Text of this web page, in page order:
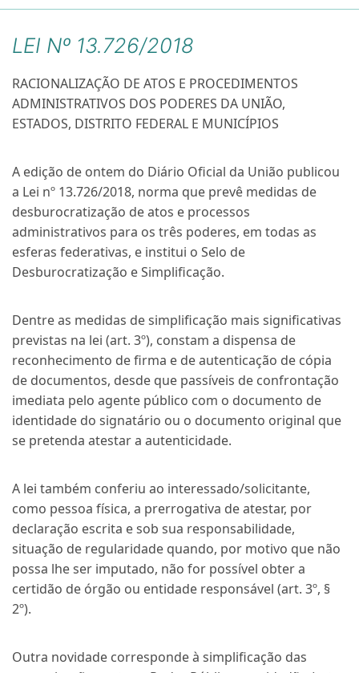
LEI Nº 13.726/2018
RACIONALIZAÇÃO DE ATOS E PROCEDIMENTOS
ADMINISTRATIVOS DOS PODERES DA UNIÃO,
ESTADOS, DISTRITO FEDERAL E MUNICÍPIOS
A edição de ontem do Diário Oficial da União publicou
a Lei nº 13.726/2018, norma que prevê medidas de
desburocratização de atos e processos
administrativos para os três poderes, em todas as
esferas federativas, e institui o Selo de
Desburocratização e Simplificação.
Dentre as medidas de simplificação mais significativas
previstas na lei (art. 3º), constam a dispensa de
reconhecimento de firma e de autenticação de cópia
de documentos, desde que passíveis de confrontação
imediata pelo agente público com o documento de
identidade do signatário ou o documento original que
se pretenda atestar a autenticidade.
A lei também conferiu ao interessado/solicitante,
como pessoa física, a prerrogativa de atestar, por
declaração escrita e sob sua responsabilidade,
situação de regularidade quando, por motivo que não
possa lhe ser imputado, não for possível obter a
certidão de órgão ou entidade responsável (art. 3º, §
2º).
Outra novidade corresponde à simplificação das